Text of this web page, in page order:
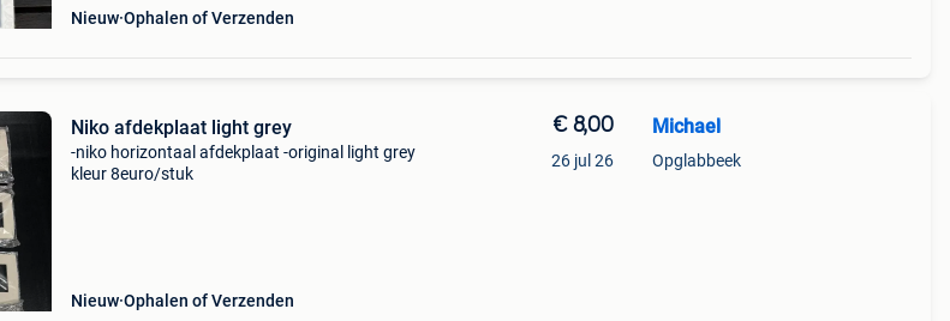
Nieuw Ophalen of Verzenden
Niko afdekplaat light grey
-niko horizontaal afdekplaat -original light grey
kleur 8euro/stuk
Nieuw Ophalen of Verzenden
€ 8,00
26 jul 26
Michael
Opglabbeek